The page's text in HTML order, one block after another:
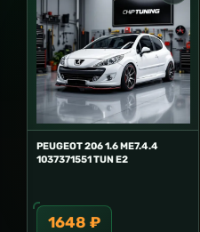
PEUGEOT 206 1.6 ME7.4.4
1037371551 TUN E2
1648 ₽